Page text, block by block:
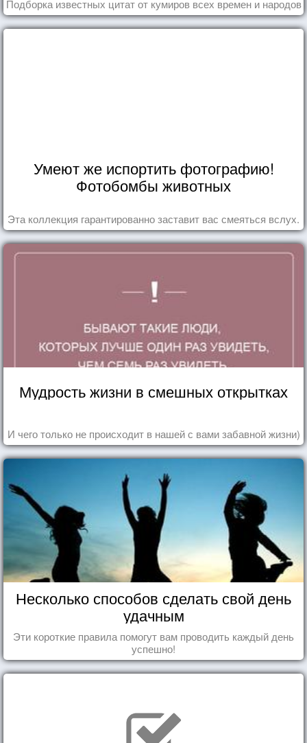
Подборка известных цитат от кумиров всех времен и народов
Умеют же испортить фотографию!
Фотобомбы животных
Эта коллекция гарантированно заставит вас смеяться вслух.
Мудрость жизни в смешных открытках
И чего только не происходит в нашей с вами забавной жизни)
Несколько способов сделать свой день
удачным
Эти короткие правила помогут вам проводить каждый день
успешно!